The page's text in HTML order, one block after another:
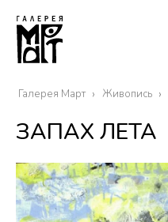
Галерея Март Живопись
ЗАПАХ ЛЕТА